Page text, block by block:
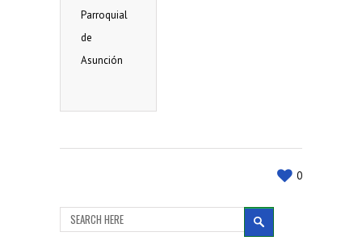
Parroquial
de
Asunción
0